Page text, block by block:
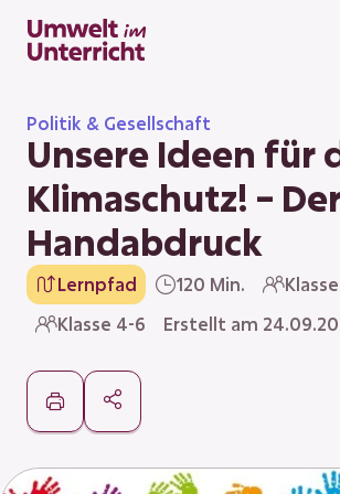
Inhalt
springen
Politik & Gesellschaft
Unsere Ideen für
Klimaschutz! –
Handabdruck
Lernpfad 120 Min.
Klasse 4-6
Erstellt am